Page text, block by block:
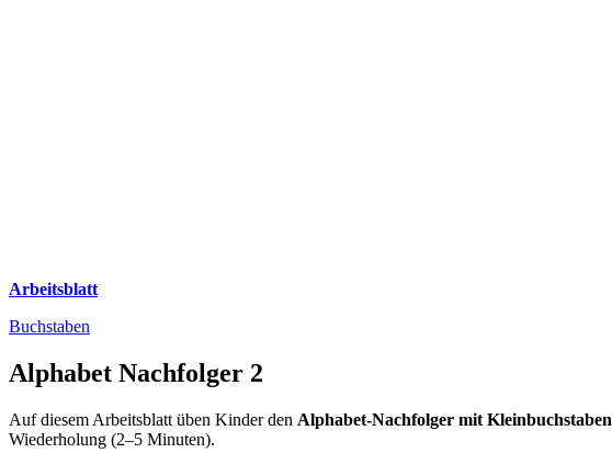
Arbeitsblatt
Buchstaben
Alphabet Nachfolger 2
Auf diesem Arbeitsblatt üben Kinder den Alphabet-Nachfolger mit Kleinbuchstaben
Wiederholung (2–5 Minuten).